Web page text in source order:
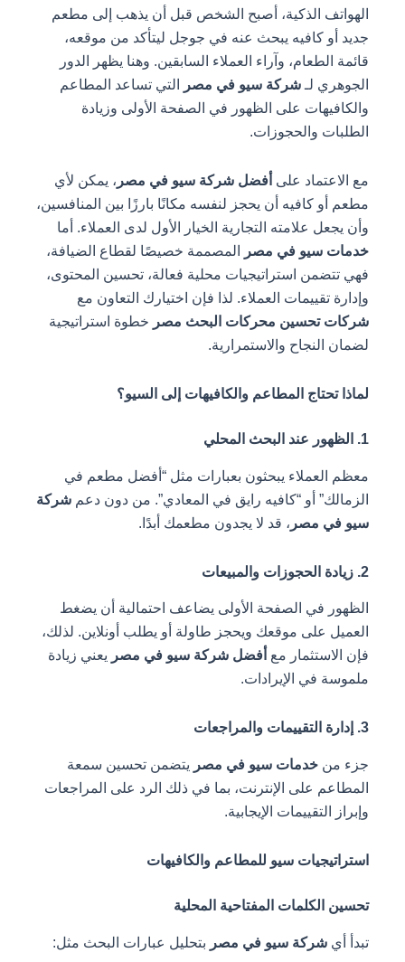
الهواتف الذكية، أصبح الشخص قبل أن يذهب إلى مطعم
جديد أو كافيه يبحث عنه في جوجل ليتأكد من موقعه،
قائمة الطعام، وآراء العملاء السابقين. وهنا يظهر الدور
الجوهري لـ شركة سيو في مصرالتي تساعد المطاعم
والكافيهات على الظهور في الصفحة الأولى وزيادة
الطلبات والحجوزات.
مع الاعتماد علىأفضل شركة سيو في مصر، يمكن لأي
مطعم أو كافيه أن يحجز لنفسه مكانًا بارزًا بين المنافسين،
وأن يجعل علامته التجارية الخيار الأول لدى العملاء. أما
خدمات سيو في مصرالمصممة خصيصًا لقطاع الضيافة،
فهي تتضمن استراتيجيات محلية فعالة، تحسين المحتوى،
وإدارة تقييمات العملاء. لذا فإن اختيارك التعاون مع
شركات تحسين محركات البحث مصرخطوة استراتيجية
لضمان النجاح والاستمرارية.
لماذا تحتاج المطاعم والكافيهات إلى السيو؟
معظم العملاء يبحثون بعبارات مثل “أفضل مطعم في
الزمالك” أو “كافيه رايق في المعادي”. من دون دعمشركة
سيو في مصر، قد لا يجدون مطعمك أبدًا.
الظهور في الصفحة الأولى يضاعف احتمالية أن يضغط
العميل على موقعك ويحجز طاولة أو يطلب أونلاين. لذلك،
فإن الاستثمار معأفضل شركة سيو في مصريعني زيادة
ملموسة في الإيرادات.
جزء منخدمات سيو في مصريتضمن تحسين سمعة
المطاعم على الإنترنت، بما في ذلك الرد على المراجعات
وإبراز التقييمات الإيجابية.
استراتيجيات سيو للمطاعم والكافيهات
تحسين الكلمات المفتاحية المحلية
تبدأ أي شركة سيو في مصربتحليل عبارات البحث مثل: